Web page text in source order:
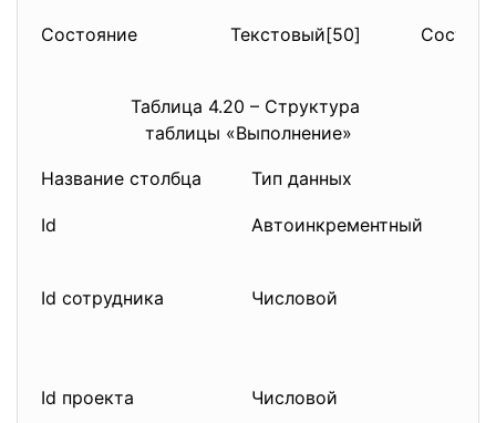
Состояние Текстовый[50]
Таблица 4.20 – Структура
таблицы «Выполнение»
Название столбца Тип данных
Id Автоинкрементный
Id сотрудника Числовой
Id проекта Числовой